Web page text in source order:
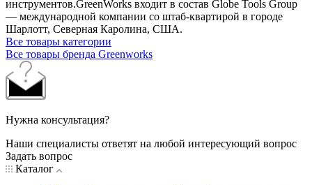
инструментов.GreenWorks входит в состав Globe Tools Group
— международной компании со штаб-квартирой в городе
Шарлотт, Северная Каролина, США.
Все товары категории
Все товары бренда Greenworks
Нужна консультация?
Наши специалисты ответят на любой интересующий вопрос
Задать вопрос
Каталог